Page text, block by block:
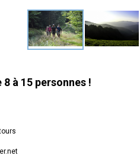
à 15 personnes !